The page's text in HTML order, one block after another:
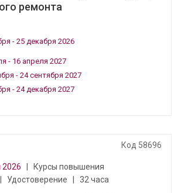
ремонта
- 25 декабря 2026
- 16 апреля 2027
- 24 сентября 2027
- 24 декабря 2027
Код 58696
2026
Курсы повышения
Удостоверение 32 часа